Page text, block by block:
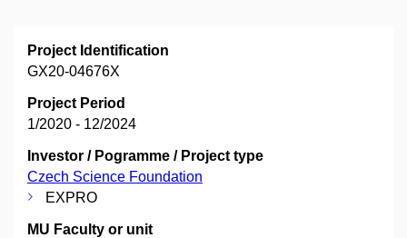
Project Identification
GX20-04676X
Project Period
1/2020 - 12/2024
Investor / Pogramme / Project type
Czech Science Foundation
EXPRO
MU Faculty or unit